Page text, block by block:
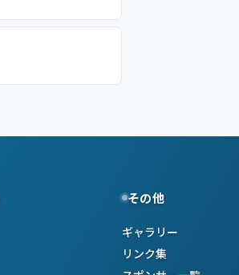
その他
ギャラリー
リンク集